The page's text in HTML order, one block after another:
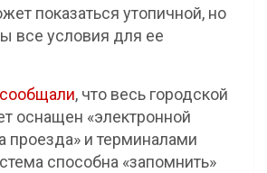
показаться утопичной, но
все условия для ее
сообщали, что весь городской
оснащен «электронной
проезда» и терминалами
способна «запомнить»